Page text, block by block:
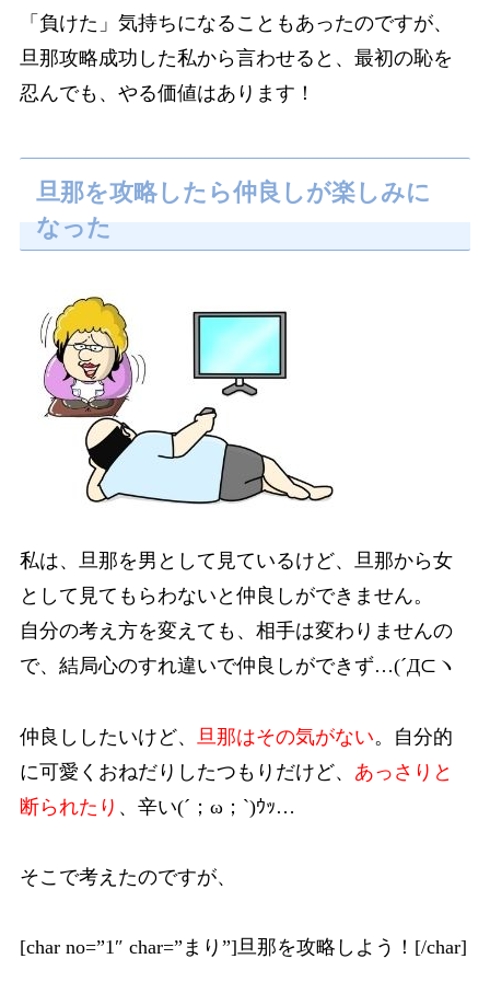
「負けた」気持ちになることもあったのですが、
旦那攻略成功した私から言わせると、最初の恥を
忍んでも、やる価値はあります！
旦那を攻略したら仲良しが楽しみに
なった
私は、旦那を男として見ているけど、旦那から女
として見てもらわないと仲良しができません。
自分の考え方を変えても、相手は変わりませんの
で、結局心のすれ違いで仲良しができず…(´Д⊂ヽ
仲良ししたいけど、 旦那はその気がない。自分的
に可愛くおねだりしたつもりだけど、 あっさりと
断られたり 、辛い(´；ω；`)ｳｯ…
そこで考えたのですが、
[char no=”1″ char=”まり”]旦那を攻略しよう！[/char]